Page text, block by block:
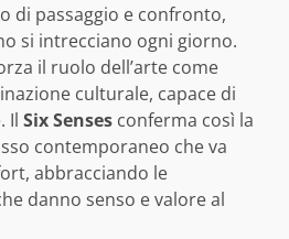
di passaggio e confronto,
si intrecciano ogni giorno.
il ruolo dell’arte come
culturale, capace di
Il Six Senses conferma così la
contemporaneo che va
abbracciando le
danno senso e valore al